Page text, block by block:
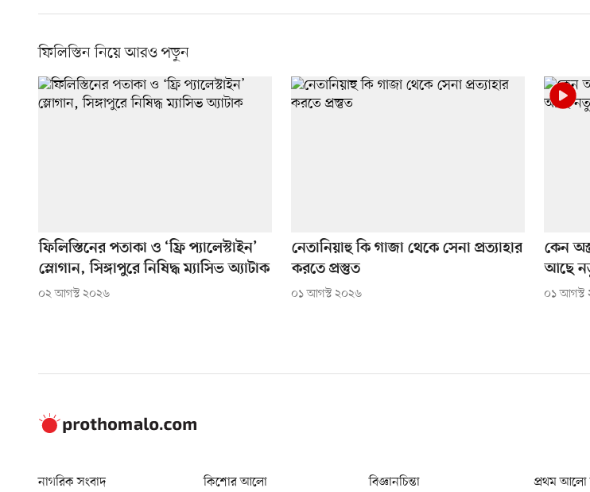
ফিলিস্তিন নিয়ে আরও পড়ুন
ফিলিস্তিনের পতাকা ও ‘ফ্রি প্যালেস্টাইন’
স্লোগান, সিঙ্গাপুরে নিষিদ্ধ ম্যাসিভ অ্যাটাক
০২ আগস্ট ২০২৬
নেতানিয়াহু কি গাজা থেকে সেনা প্রত্যাহার
করতে প্রস্তুত
০১ আগস্ট ২০২৬
কেন
আছে
০১ আগস্ট
নাগরিক সংবাদ কিশোর আলো বিজ্ঞানচিন্তা প্রথম আলো